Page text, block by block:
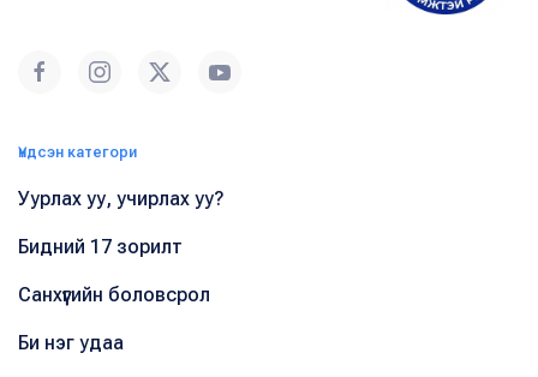
Үндсэн категори
Уурлах уу, учирлах уу?
Бидний 17 зорилт
Санхүүгийн боловсрол
Би нэг удаа